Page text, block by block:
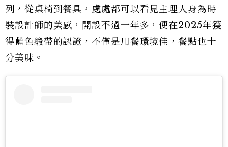
列，從桌椅到餐具，處處都可以看見主理人身為時
裝設計師的美感，開設不過一年多，便在2025年獲
得藍色緞帶的認證，不僅是用餐環境佳，餐點也十
分美味。